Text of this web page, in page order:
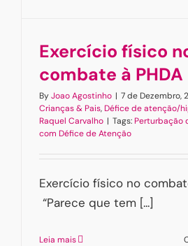
Exercício físico
combate à PHDA
ByJoao Agostinho | 7 de Dezembro,
Crianças & Pais,Défice de atenção/
Raquel Carvalho | Tags:Perturbação
com Défice de Atenção
Exercício físico no
“Parece que tem [...]
Leia mais